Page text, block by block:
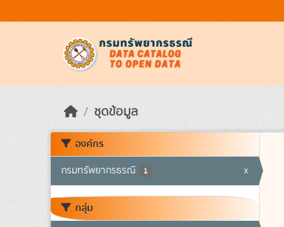
ชุดข้อมูล
องค์กร
กรมทรัพยากรธรณี 1 x
กลุ่ม